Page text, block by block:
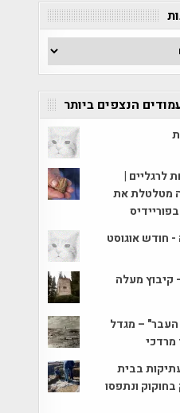
הנצפים ביותר
לרגליים |
מטלטלת את
- חודש אוגוסט
- קיבוץ מעלה
– מגדל
מרדכי
בבית
ונתפסו